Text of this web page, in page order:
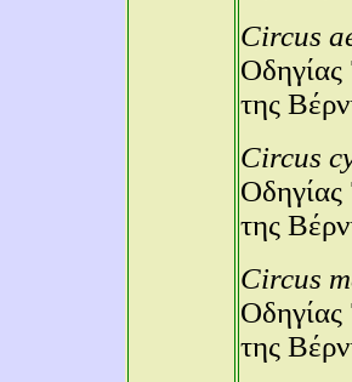
Circus
της
Circus
της
Circus
της